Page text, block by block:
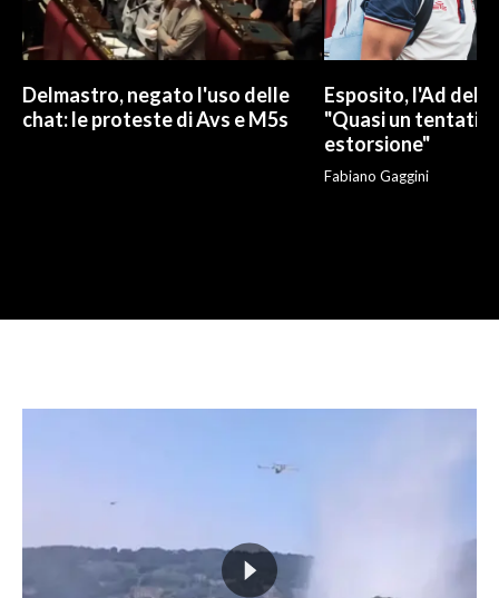
Delmastro, negato l'uso delle
chat: le proteste di Avs e M5s
Esposito, l'Ad del
"Quasi un
estorsione"
Fabiano Gaggini